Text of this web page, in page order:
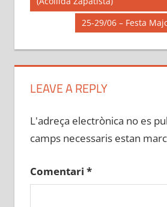
d'entrades
Next
Post:
25-29/06 – Festa
LEAVE A REPLY
L'adreça electrònica no es
camps necessaris estan
Comentari *